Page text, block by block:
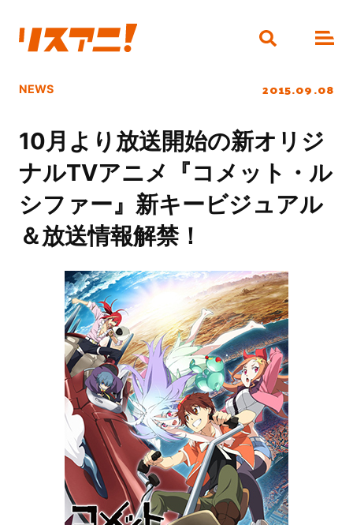
NEWS 2015.09.08
10月より放送開始の新オリジ
ナルTVアニメ『コメット・ル
シファー』新キービジュアル
＆放送情報解禁！